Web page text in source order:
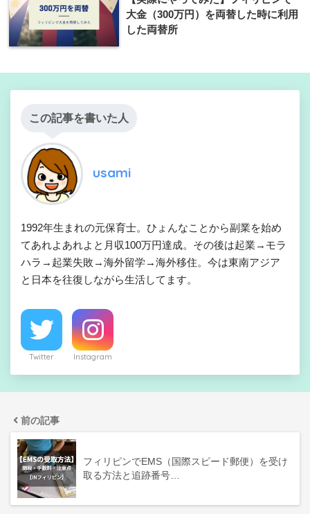
大金（300万円）を両替した時に利用
した両替所
この記事を書いた人
usami
1992年生まれの元保育士。ひょんなことから副業を始め
てあれよあれよと月収100万円達成。その後は起業→モラ
ハラ→起業失敗→海外留学→海外移住。今は東南アジア
と日本を往復しながら生活してます。
Twitter Instagram
前の記事
フィリピンでEMS（国際スピード郵便）を受け
取る方法と追跡番号…